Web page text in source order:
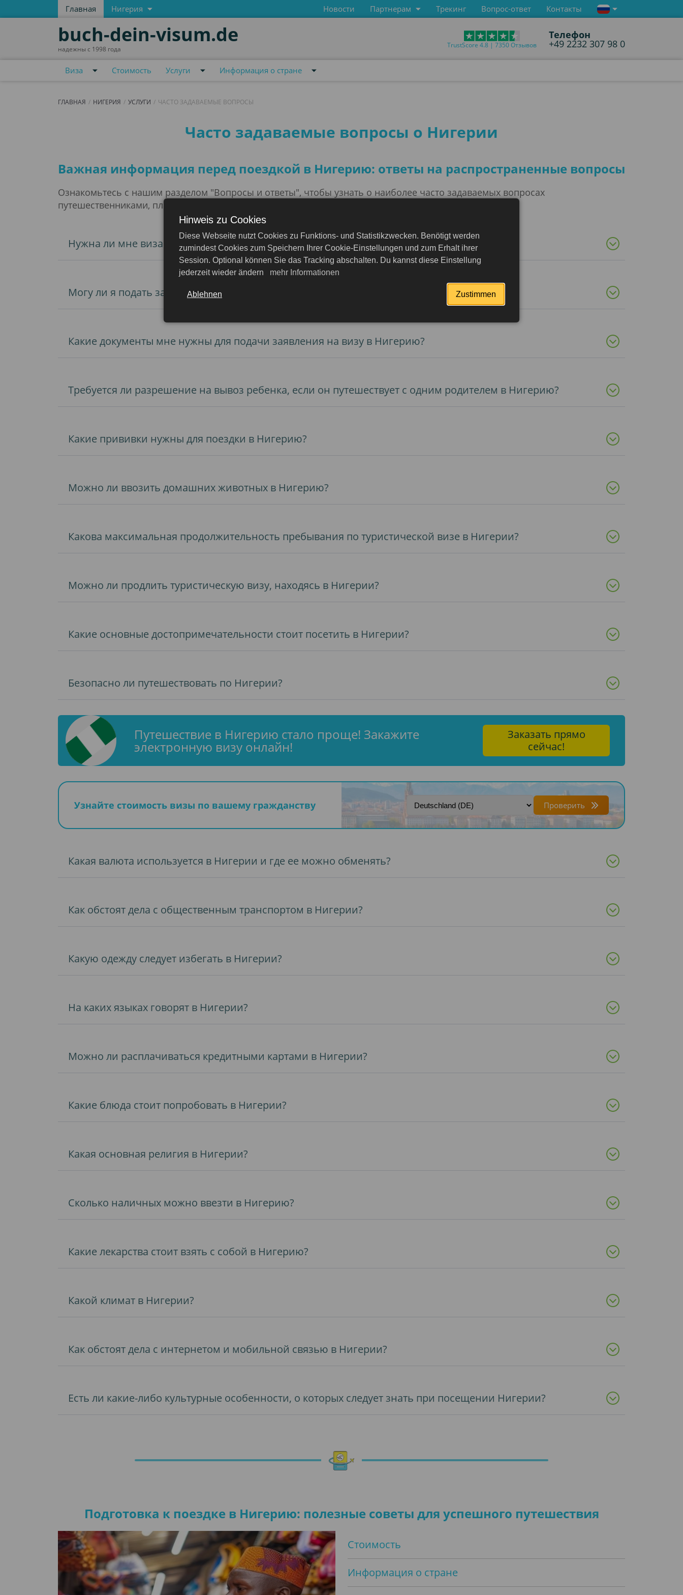
Главная Нигерия Новости Партнерам Трекинг Вопрос-ответ Контакты
buch-dein-visum.de
надежны с 1998 года TrustScore 4.8 | 7350 Отзывов
Телефон
+49 2232 307 98 0
Виза Стоимость Услуги Информация о стране
ГЛАВНАЯ НИГЕРИЯ УСЛУГИ ЧАСТО ЗАДАВАЕМЫЕ ВОПРОСЫ
Часто задаваемые вопросыЧасто задаваемые вопросы о Нигерии
Важная информация перед поездкой в Нигерию: ответы на распространенные вопросы
Ознакомьтесь с нашим разделом "Вопросы и ответы", чтобы узнать о наиболее часто задаваемых вопросах
путешественниками, планирующими визит в Нигерию.
Нужна ли мне виза для въезда в Нигерию?
Могу ли я подать заявление на получение электронной визы в Нигерию?
Какие документы мне нужны для подачи заявления на визу в Нигерию?
Требуется ли разрешение на вывоз ребенка, если он путешествует с одним родителем в Нигерию?
Какие прививки нужны для поездки в Нигерию?
Можно ли ввозить домашних животных в Нигерию?
Какова максимальная продолжительность пребывания по туристической визе в Нигерии?
Можно ли продлить туристическую визу, находясь в Нигерии?
Какие основные достопримечательности стоит посетить в Нигерии?
Безопасно ли путешествовать по Нигерии?
Путешествие в Нигерию стало проще! Закажите
электронную визу онлайн!
Заказать прямо
сейчас!
Узнайте стоимость визы по вашему гражданству Проверить
Какая валюта используется в Нигерии и где ее можно обменять?
Как обстоят дела с общественным транспортом в Нигерии?
Какую одежду следует избегать в Нигерии?
На каких языках говорят в Нигерии?
Можно ли расплачиваться кредитными картами в Нигерии?
Какие блюда стоит попробовать в Нигерии?
Какая основная религия в Нигерии?
Сколько наличных можно ввезти в Нигерию?
Какие лекарства стоит взять с собой в Нигерию?
Какой климат в Нигерии?
Как обстоят дела с интернетом и мобильной связью в Нигерии?
Есть ли какие-либо культурные особенности, о которых следует знать при посещении Нигерии?
Подготовка к поездке в Нигерию: полезные советы для успешного путешествия
Стоимость
Информация о стране
Hinweis zu Cookies
Diese Webseite nutzt Cookies zu Funktions- und Statistikzwecken. Benötigt werden
zumindest Cookies zum Speichern Ihrer Cookie-Einstellungen und zum Erhalt ihrer
Session. Optional können Sie das Tracking abschalten. Du kannst diese Einstellung
jederzeit wieder ändern
mehr Informationen
Ablehnen Zustimmen